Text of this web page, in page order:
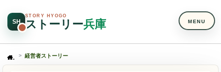
SH
STORY HYOGO
ストーリー兵庫 MENU
Home 経営者ストーリー